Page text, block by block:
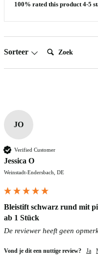
100% rated this product 4-5
Sorteer
Zoek:
JO
Verified Customer
Jessica O
Weinstadt-Endersbach, DE
Bleistift schwarz rund mit
ab 1 Stück
De reviewer heeft geen
Vond je dit een nuttige review? Ja